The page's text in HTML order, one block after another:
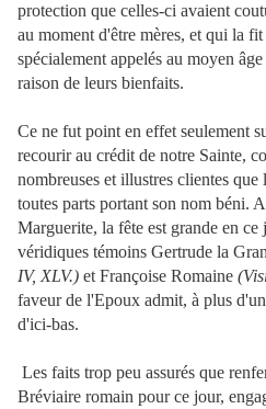
protection que celles-ci avaient
au moment d'être mères, et qui la
spécialement appelés au moyen
raison de leurs bienfaits.
Ce ne fut point en effet seulement
recourir au crédit de notre Sainte,
nombreuses et illustres clientes
toutes parts portant son nom béni.
Marguerite, la fête est grande en
véridiques témoins Gertrude la
IV, XLV.) et Françoise Romaine
faveur de l'Epoux admit, à plus
d'ici-bas.
Les faits trop peu assurés que
Bréviaire romain pour ce jour,